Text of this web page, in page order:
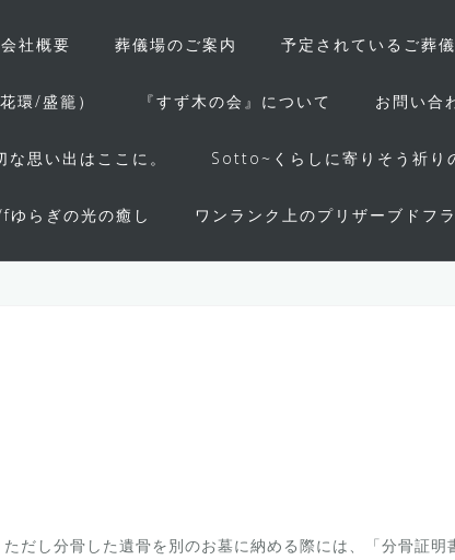
会社概要 葬儀場のご案内 予定されているご葬儀
環/盛籠） 『すず木の会』について お問い合
思い出はここに。 Sotto~くらしに寄りそう祈り
らぎの光の癒し ワンランク上のプリザーブドフ
だし分骨した遺骨を別のお墓に納める際には、「分骨証明